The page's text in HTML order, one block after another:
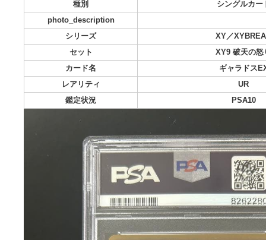
配送料の負担:
送料込み
配送の方法:
発送元の地域:
発送までの日数:
2~3
種別
シン
photo_description
カード名
ギャ
レアリティ
鑑定状況